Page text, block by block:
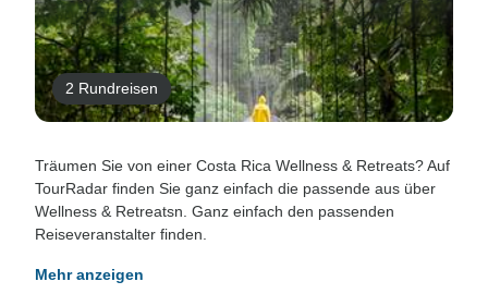
2 Rundreisen
Träumen Sie von einer Costa Rica Wellness & Retreats? Auf
TourRadar finden Sie ganz einfach die passende aus über
Wellness & Retreatsn. Ganz einfach den passenden
Reiseveranstalter finden.
Mehr anzeigen